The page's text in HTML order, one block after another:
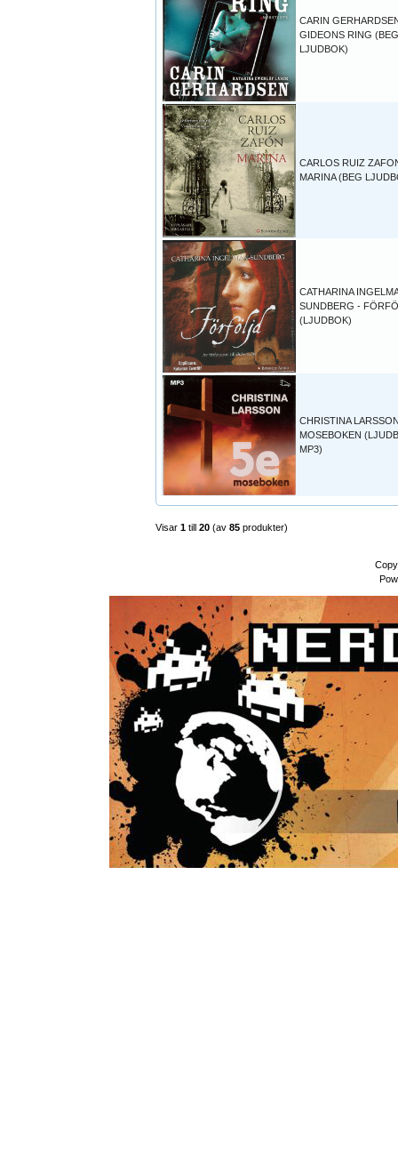
CARIN
GIDEONS RING (BEG
LJUDBOK)
CARLOS RUIZ
MARINA (BEG
CATHARINA
SUNDBERG -
(LJUDBOK)
CHRISTINA
MOSEBOKEN
MP3)
Visar 1 till 20 (av 85 produkter)